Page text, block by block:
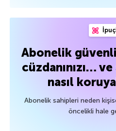
Abonelik
cüzdanınızı… ve
nasıl
Abonelik sahipleri neden
öncelikli hale